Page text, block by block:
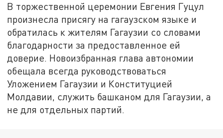
В торжественной церемонии Евгения Гуцул
произнесла присягу на гагаузском языке и
обратилась к жителям Гагаузии со словами
благодарности за предоставленное ей
доверие. Новоизбранная глава автономии
обещала всегда руководствоваться
Уложением Гагаузии и Конституцией
Молдавии, служить башканом для Гагаузии, а
не для отдельных партий.